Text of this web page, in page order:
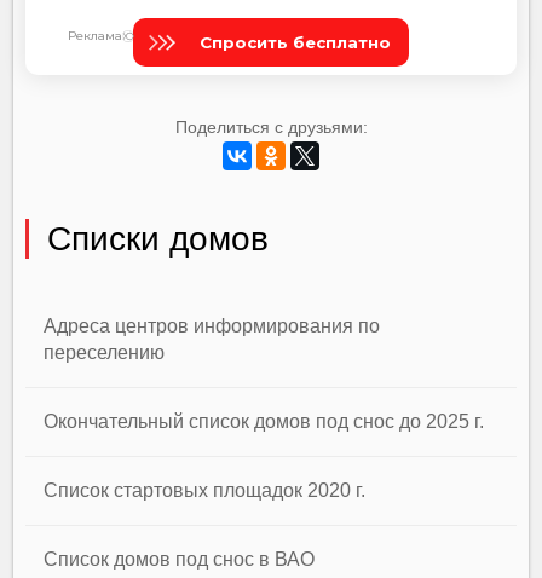
Поделиться с друзьями:
Списки домов
Адреса центров информирования по
переселению
Окончательный список домов под снос до 2025 г.
Список стартовых площадок 2020 г.
Список домов под снос в ВАО